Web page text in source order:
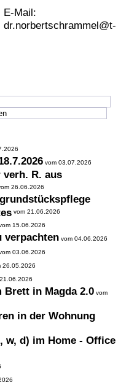
E-Mail:
dr.norbertschrammel@t-
vom 03.07.2026
verh. R. aus
26.06.2026
vom 21.06.2026
15.06.2026
verpachten vom 04.06.2026
03.06.2026
26.05.2026
Brett in Magda 2.0 vom
in der Wohnung
w, d) im Home - Office